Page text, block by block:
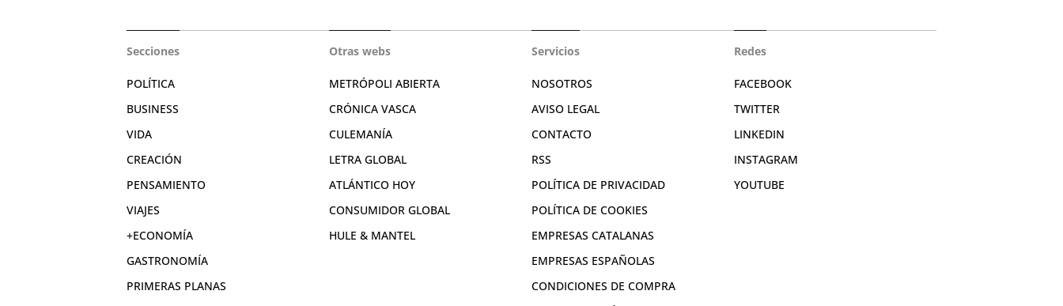
Secciones
POLÍTICA
BUSINESS
VIDA
CREACIÓN
PENSAMIENTO
VIAJES
+ECONOMÍA
GASTRONOMÍA
PRIMERAS PLANAS
Otras webs
METRÓPOLI ABIERTA
CRÓNICA VASCA
CULEMANÍA
LETRA GLOBAL
ATLÁNTICO HOY
CONSUMIDOR GLOBAL
HULE & MANTEL
Servicios
NOSOTROS
AVISO LEGAL
CONTACTO
RSS
POLÍTICA DE PRIVACIDAD
POLÍTICA DE COOKIES
EMPRESAS CATALANAS
EMPRESAS ESPAÑOLAS
CONDICIONES DE COMPRA
Redes
FACEBOOK
TWITTER
LINKEDIN
INSTAGRAM
YOUTUBE